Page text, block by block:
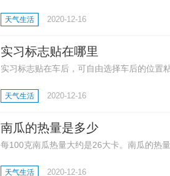
等多种淀粉;然后就是淀粉用途比生粉用途广
天气生活 2020-12-16
实习标志贴在哪里
实习标志贴在车后，可自由选择车后的位置
天气生活 2020-12-16
南瓜的热量是多少
每100克南瓜热量大约是26大卡。南瓜的热
天气生活 2020-12-16